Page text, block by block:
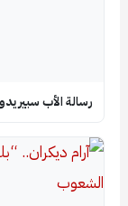
رسالة الأب